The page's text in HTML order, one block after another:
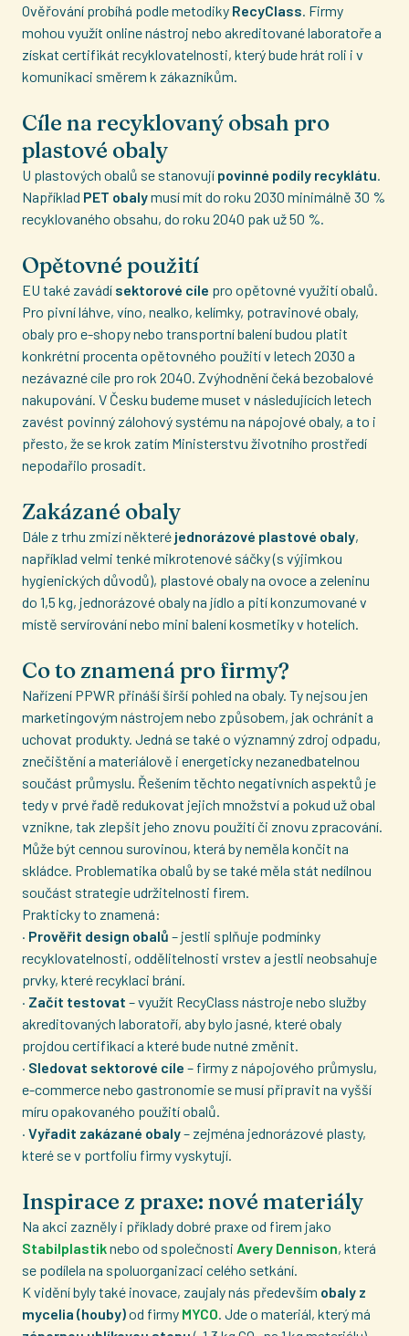
Ověřování probíhá podle metodiky RecyClass . Firmy
mohou využít online nástroj nebo akreditované laboratoře a
získat certifikát recyklovatelnosti, který bude hrát roli i v
komunikaci směrem k zákazníkům.
Cíle na recyklovaný obsah pro
plastové obaly
U plastových obalů se stanovují povinné podíly recyklátu
Například PET obalymusí mít do roku 2030 minimálně 30 %
recyklovaného obsahu, do roku 2040 pak už 50 %.
Opětovné použití
EU také zavádí sektorové cíle pro opětovné využití obalů.
Pro pivní láhve, víno, nealko, kelímky, potravinové obaly,
obaly pro e-shopy nebo transportní balení budou platit
konkrétní procenta opětovného použití v letech 2030 a
nezávazné cíle pro rok 2040. Zvýhodnění čeká bezobalové
nakupování. V Česku budeme muset v následujících letech
zavést povinný zálohový systému na nápojové obaly, a to i
přesto, že se krok zatím Ministerstvu životního prostředí
nepodařilo prosadit.
Zakázané obaly
Dále z trhu zmizí některé jednorázové plastové obaly,
například velmi tenké mikrotenové sáčky (s výjimkou
hygienických důvodů), plastové obaly na ovoce a zeleninu
do 1,5 kg, jednorázové obaly na jídlo a pití konzumované v
místě servírování nebo mini balení kosmetiky v hotelích.
Co to znamená pro firmy?
Nařízení PPWR přináší širší pohled na obaly. Ty nejsou jen
marketingovým nástrojem nebo způsobem, jak ochránit a
uchovat produkty. Jedná se také o významný zdroj odpadu,
znečištění a materiálově i energeticky nezanedbatelnou
součást průmyslu. Řešením těchto negativních aspektů je
tedy v prvé řadě redukovat jejich množství a pokud už obal
vznikne, tak zlepšit jeho znovu použití či znovu zpracování.
Může být cennou surovinou, která by neměla končit na
skládce. Problematika obalů by se také měla stát nedílnou
součást strategie udržitelnosti firem.
Prakticky to znamená:
· Prověřit design obalů – jestli splňuje podmínky
recyklovatelnosti, oddělitelnosti vrstev a jestli neobsahuje
prvky, které recyklaci brání.
· Začít testovat – využít RecyClass nástroje nebo služby
akreditovaných laboratoří, aby bylo jasné, které obaly
projdou certifikací a které bude nutné změnit.
· Sledovat sektorové cíle – firmy z nápojového průmyslu,
e-commerce nebo gastronomie se musí připravit na vyšší
míru opakovaného použití obalů.
· Vyřadit zakázané obaly– zejména jednorázové plasty,
které se v portfoliu firmy vyskytují.
Inspirace z praxe: nové materiály
Na akci zazněly i příklady dobré praxe od firem jako
Stabilplastiknebo od společnosti Avery Dennison, která
se podílela na spoluorganizaci celého setkání.
K vidění byly také inovace, zaujaly nás především obaly z
mycelia (houby)od firmy MYCO . Jde o materiál, který má